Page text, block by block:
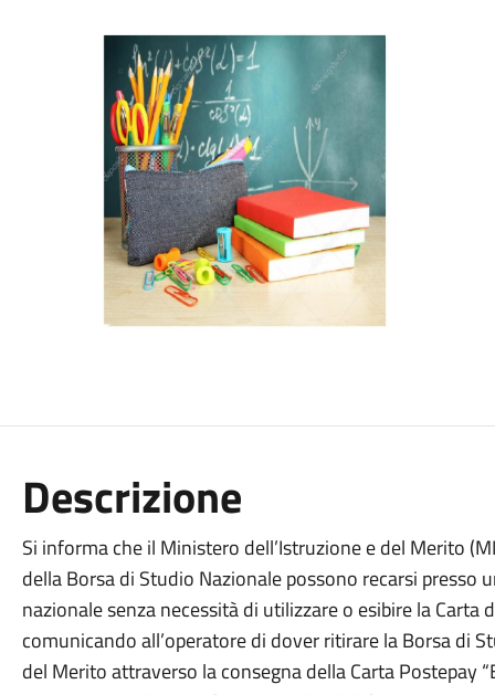
Descrizione
Si informa che il Ministero dell’Istruzione e del Merito
della Borsa di Studio Nazionale possono recarsi presso
nazionale senza necessità di utilizzare o esibire la
comunicando all’operatore di dover ritirare la Borsa di
del Merito attraverso la consegna della Carta Postepay